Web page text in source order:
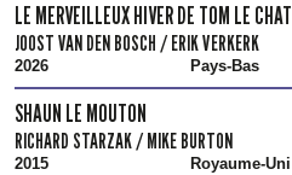
LE MERVEILLEUX HIVER DE TOM LE CHAT
JOOST VAN DEN BOSCH / ERIK VERKERK
2026 Pays-Bas
SHAUN LE MOUTON
RICHARD STARZAK / MIKE BURTON
2015 Royaume-Uni